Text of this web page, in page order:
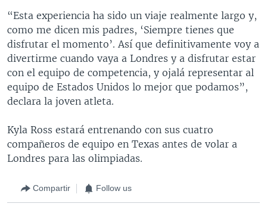
“Esta experiencia ha sido un viaje realmente largo y,
como me dicen mis padres, ‘Siempre tienes que
disfrutar el momento’. Así que definitivamente voy a
divertirme cuando vaya a Londres y a disfrutar estar
con el equipo de competencia, y ojalá representar al
equipo de Estados Unidos lo mejor que podamos”,
declara la joven atleta.
Kyla Ross estará entrenando con sus cuatro
compañeros de equipo en Texas antes de volar a
Londres para las olimpiadas.
Compartir Follow us